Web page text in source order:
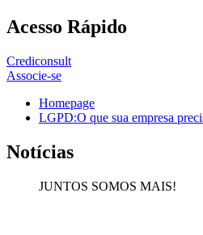
Acesso Rápido
Crediconsult
Associe-se
Homepage
LGPD:O que sua empresa
Notícias
JUNTOS SOMOS MAIS!